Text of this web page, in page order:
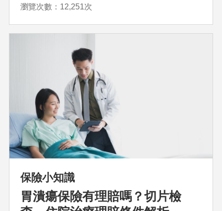
瀏覽次數：12,251次
保險小知識
胃潰瘍保險有理賠嗎？切片檢